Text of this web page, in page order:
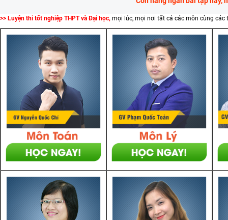
>> Luyện thi tốt nghiệp THPT và Đại học, mọi lúc, mọi nơi tất cả các môn cùng các